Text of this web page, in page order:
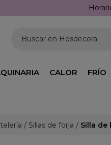
Horario: Lunes a Viernes
Buscar en Hosdecora
CALOR FRÍO
Sillas de forja Silla de